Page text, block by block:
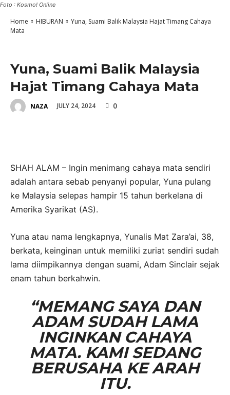
Foto : Kosmo! Online
Home HIBURAN
Yuna, Suami Balik Malaysia Hajat Timang Cahaya
Mata
Yuna, Suami Balik Malaysia
Hajat Timang Cahaya Mata
NAZA JULY 24, 2024 0
SHAH ALAM – Ingin menimang cahaya mata sendiri
adalah antara sebab penyanyi popular, Yuna pulang
ke Malaysia selepas hampir 15 tahun berkelana di
Amerika Syarikat (AS).
Yuna atau nama lengkapnya, Yunalis Mat Zara’ai, 38,
berkata, keinginan untuk memiliki zuriat sendiri sudah
lama diimpikannya dengan suami, Adam Sinclair sejak
enam tahun berkahwin.
“MEMANG SAYA DAN
ADAM SUDAH LAMA
INGINKAN CAHAYA
MATA. KAMI SEDANG
BERUSAHA KE ARAH
ITU.